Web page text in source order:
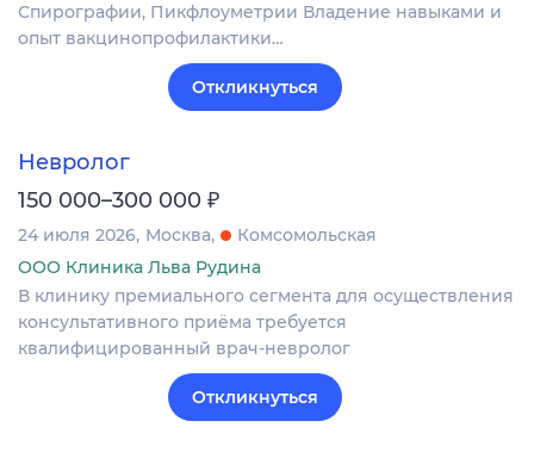
Спирографии, Пикфлоуметрии Владение навыками и
опыт вакцинопрофилактики…
Откликнуться
Невролог
150 000–300 000 ₽
24 июля 2026 Москва
Комсомольская
ООО Клиника Льва Рудина
В клинику премиального сегмента для осуществления
консультативного приёма требуется
квалифицированный врач-невролог
Откликнуться